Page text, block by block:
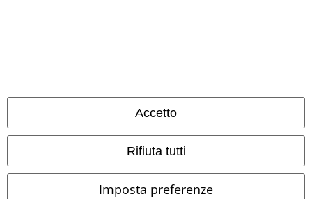
Accetto
Rifiuta tutti
Imposta preferenze
Gli altri shop EMP nel mondo